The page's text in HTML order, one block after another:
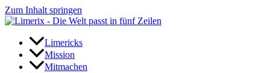
Zum Inhalt springen
Limericks
Mission
Mitmachen